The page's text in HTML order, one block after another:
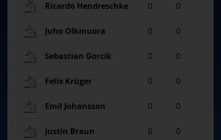
Ricardo Hendreschke 0 0
Juho Olkinuora 0 0
Sebastian Gorcik 0 0
Felix Krüger 0 0
Emil Johansson 0 0
Justin Braun 0 0